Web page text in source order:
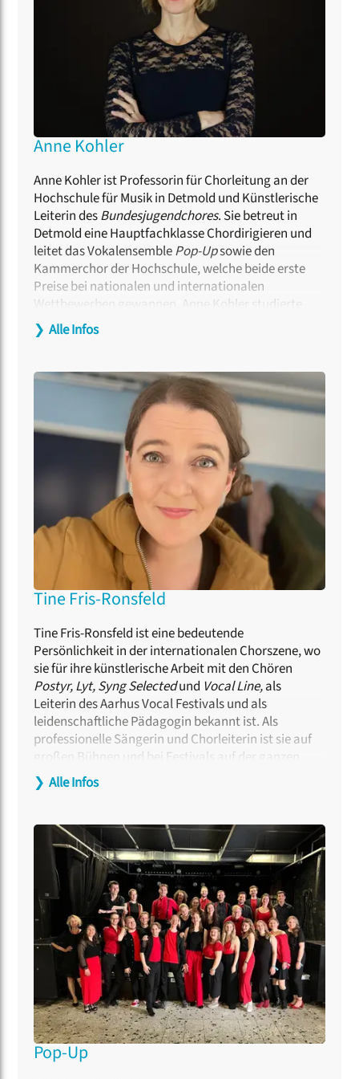
Anne Kohler
Anne Kohler ist Professorin für Chorleitung an der
Hochschule für Musik in Detmold und Künstlerische
Leiterin desBundesjugendchores. Sie betreut in
Detmold eine Hauptfachklasse Chordirigieren und
leitet das VokalensemblePop-Upsowie den
Kammerchor der Hochschule, welche beide erste
Preise bei nationalen und internationalen
Wettbewerben gewannen. Anne Kohler studierte
Schulmusik, Dirigieren und Gesang und vertiefte die
Ausbildung in Meisterkursen bei Eric Ericsson,
Jazz/Pop-Chor bekam sie wichtige Impulse durch
die Zusammenarbeit mit Oliver Gies, Jens Johansen,
Morten Vinter, Sascha Cohn, Peder Karlsson und
Thierry Lalo. Als Dozentin für Kurse zu den Themen
Dirigieren, Stimmbildung und Jazzchorleitung sowie
als Jurorin ist sie international tätig.
❯ Alle Infos
Tine Fris-Ronsfeld
Tine Fris-Ronsfeld ist eine bedeutende
Persönlichkeit in der internationalen Chorszene, wo
sie für ihre künstlerische Arbeit mit den Chören
Postyr, Lyt, Syng Selectedund Vocal Line,als
Leiterin des Aarhus Vocal Festivals und als
leidenschaftliche Pädagogin bekannt ist. Als
professionelle Sängerin und Chorleiterin ist sie auf
großen Bühnen und bei Festivals auf der ganzen
Welt aufgetreten. Im Herbst 2025 gründete sie den
ChorVoA – Voices of Aarhus,
Fris-Ronsfeld hat mehr als 1.000 Workshops und
Coachings auf allen Niveaus geleitet und zusammen
mit Kristoffer Fynbo Thorning mehrere Bücher über
Eisbrecher und Chor-Aufwärmübungen
veröffentlicht. Ihre Arrangements und
Kompositionen erscheinen bei dänischen und
internationalen Verlagen.
❯ Alle Infos
Pop-Up